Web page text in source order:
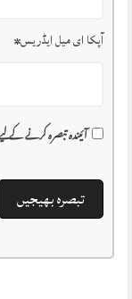
آپکا ای میل ایڈریس*
آئیندہ تبصرہ کرنے